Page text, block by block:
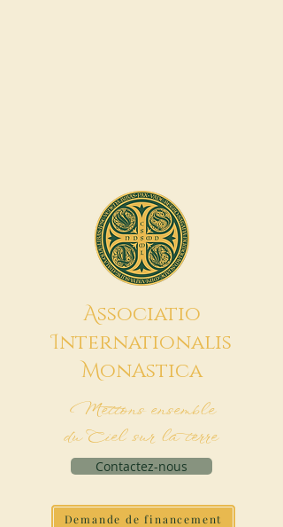
Associatio
Internationalis
MonAstica
Mettons ensemble
du Ciel sur la terre
Contactez-nous
Demande de financement